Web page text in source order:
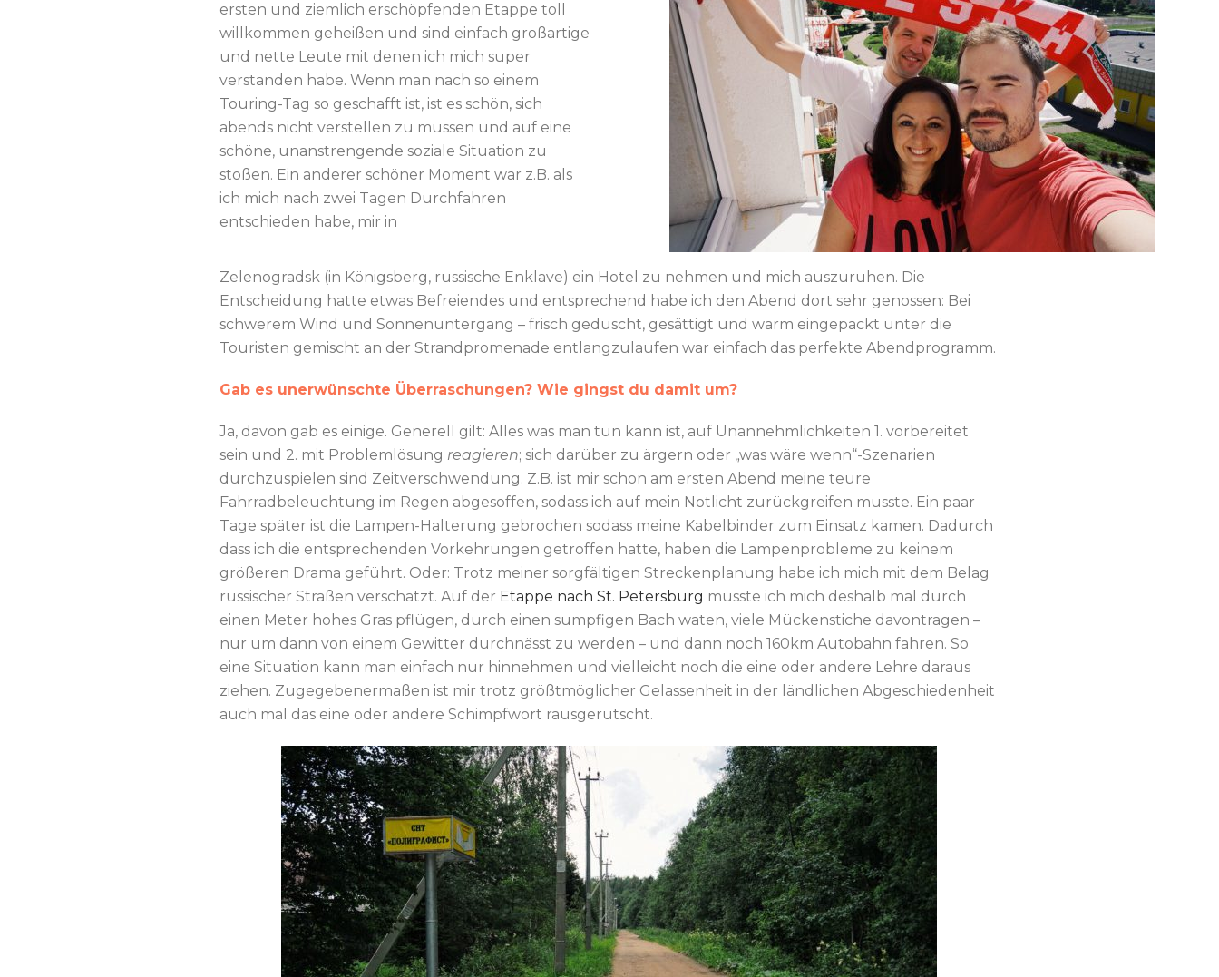
ersten und ziemlich erschöpfenden Etappe toll
willkommen geheißen und sind einfach großartige
und nette Leute mit denen ich mich super
verstanden habe. Wenn man nach so einem
Touring-Tag so geschafft ist, ist es schön, sich
abends nicht verstellen zu müssen und auf eine
schöne, unanstrengende soziale Situation zu
stoßen. Ein anderer schöner Moment war z.B. als
ich mich nach zwei Tagen Durchfahren
entschieden habe, mir in
Zelenogradsk (in Königsberg, russische Enklave) ein Hotel zu nehmen und mich auszuruhen. Die
Entscheidung hatte etwas Befreiendes und entsprechend habe ich den Abend dort sehr genossen: Bei
schwerem Wind und Sonnenuntergang – frisch geduscht, gesättigt und warm eingepackt unter die
Touristen gemischt an der Strandpromenade entlangzulaufen war einfach das perfekte Abendprogramm.
Gab es unerwünschte Überraschungen? Wie gingst du damit um?
Ja, davon gab es einige. Generell gilt: Alles was man tun kann ist, auf Unannehmlichkeiten 1. vorbereitet
sein und 2. mit Problemlösung reagieren; sich darüber zu ärgern oder „was wäre wenn“-Szenarien
durchzuspielen sind Zeitverschwendung. Z.B. ist mir schon am ersten Abend meine teure
Fahrradbeleuchtung im Regen abgesoffen, sodass ich auf mein Notlicht zurückgreifen musste. Ein paar
Tage später ist die Lampen-Halterung gebrochen sodass meine Kabelbinder zum Einsatz kamen. Dadurch
dass ich die entsprechenden Vorkehrungen getroffen hatte, haben die Lampenprobleme zu keinem
größeren Drama geführt. Oder: Trotz meiner sorgfältigen Streckenplanung habe ich mich mit dem Belag
russischer Straßen verschätzt. Auf der Etappe nach St. Petersburg musste ich mich deshalb mal durch
einen Meter hohes Gras pflügen, durch einen sumpfigen Bach waten, viele Mückenstiche davontragen –
nur um dann von einem Gewitter durchnässt zu werden – und dann noch 160km Autobahn fahren. So
eine Situation kann man einfach nur hinnehmen und vielleicht noch die eine oder andere Lehre daraus
ziehen. Zugegebenermaßen ist mir trotz größtmöglicher Gelassenheit in der ländlichen Abgeschiedenheit
auch mal das eine oder andere Schimpfwort rausgerutscht.